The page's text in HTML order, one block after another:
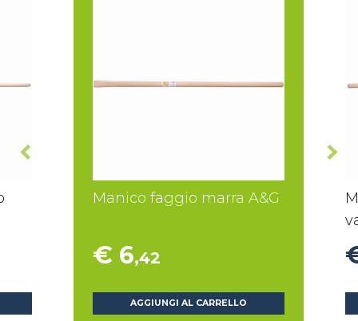
Manico faggio marra A&G
€ 6,42
AGGIUNGI AL CARRELLO